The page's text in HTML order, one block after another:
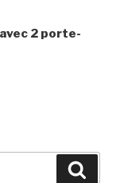
2 porte-